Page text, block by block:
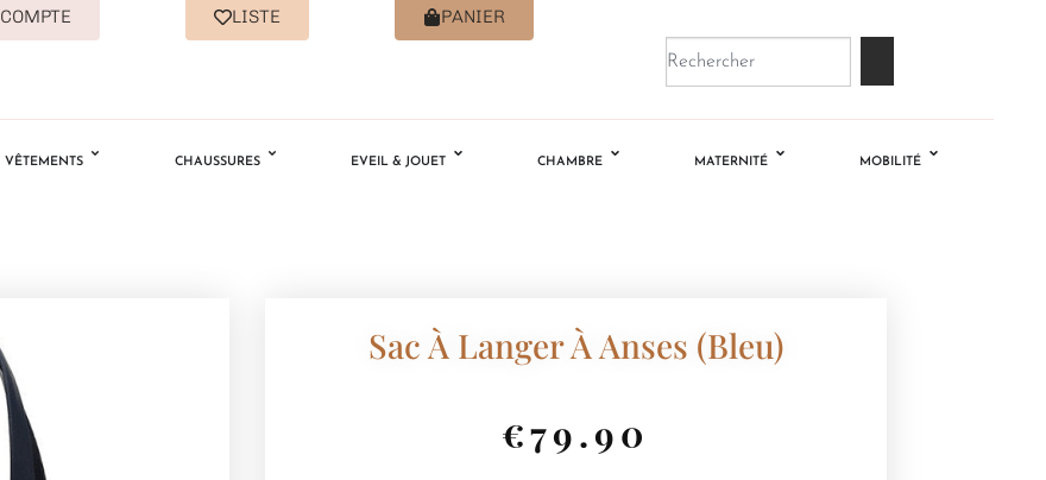
COMPTE LISTE PANIER
VÊTEMENTS CHAUSSURES EVEIL & JOUET CHAMBRE MATERNITÉ MOBILITÉ
Sac À Langer À Anses (Bleu)
€79.90